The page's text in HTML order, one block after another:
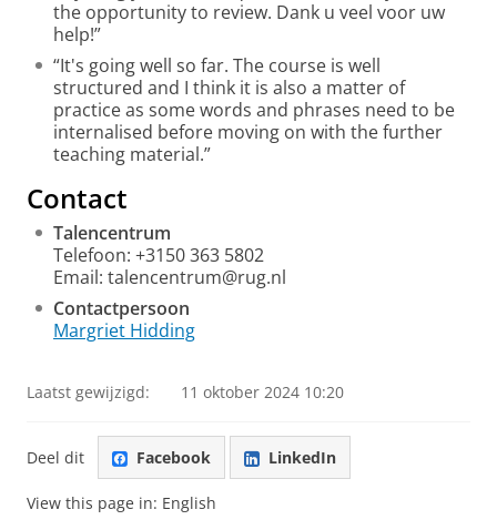
the opportunity to review. Dank u veel voor uw
help!”
“It's going well so far. The course is well
structured and I think it is also a matter of
practice as some words and phrases need to be
internalised before moving on with the further
teaching material.”
Contact
Talencentrum
Telefoon: +3150 363 5802
Email: talencentrum@rug.nl
Contactpersoon
Margriet Hidding
Laatst gewijzigd: 11 oktober 2024 10:20
Deel dit Facebook LinkedIn
View this page in: English